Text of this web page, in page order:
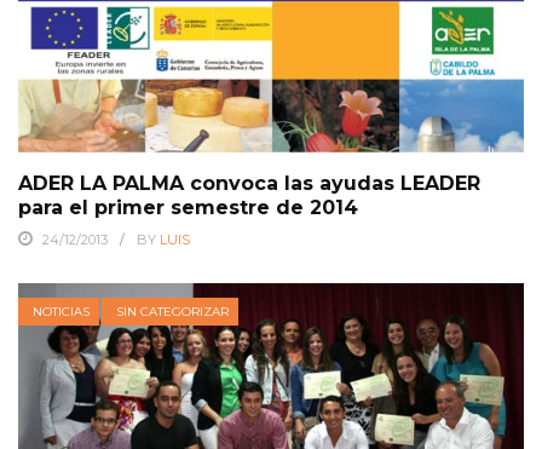
ADER LA PALMA convoca las ayudas LEADER
para el primer semestre de 2014
24/12/2013 BY LUIS
NOTICIAS SIN CATEGORIZAR